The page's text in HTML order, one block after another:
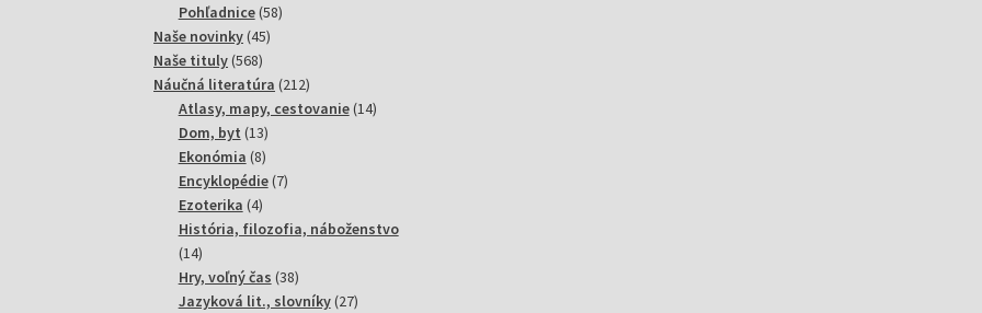
Pohľadnice 5858
Naše novinky 4545
Naše tituly 568568
produktov
Náučná literatúra 212212
produktov
Atlasy, mapy, cestovanie 1414
Dom, byt 1313
produktov
Ekonómia 88
produktov
Encyklopédie 77
Ezoterika 44
produkty
História, filozofia, náboženstvo
1414
produktov
Hry, voľný čas 3838
produktov
Jazyková lit., slovníky 2727